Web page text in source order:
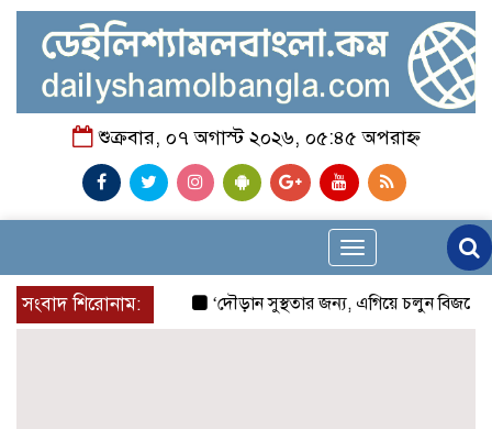
শুক্রবার, ০৭ অগাস্ট ২০২৬, ০৫:৪৫ অপরাহ্ন
Toggle
navigation
সংবাদ শিরোনাম:
‘দৌড়ান সুস্থতার জন্য, এগিয়ে চলুন বিজয়ের